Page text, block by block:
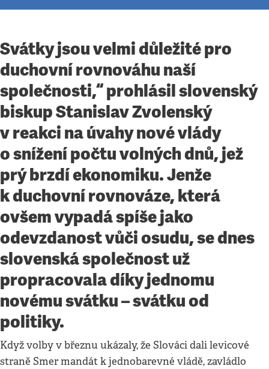
Svátky jsou velmi důležité pro
duchovní rovnováhu naší
společnosti,“ prohlásil slovenský
biskup Stanislav Zvolenský
v reakci na úvahy nové vlády
o snížení počtu volných dnů, jež
prý brzdí ekonomiku. Jenže
k duchovní rovnováze, která
ovšem vypadá spíše jako
odevzdanost vůči osudu, se dnes
slovenská společnost už
propracovala díky jednomu
novému svátku – svátku od
politiky.
Když volby v březnu ukázaly, že Slováci dali levicové
straně Smer mandát k jednobarevné vládě, zavládlo